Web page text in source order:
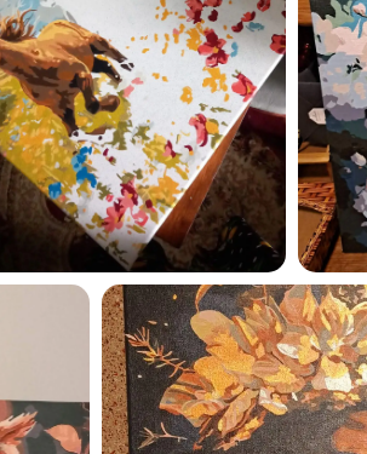
Esmu iepazinies ar
privātuma politiku un
GleznoPats.lvPrivātuma politika
SAŅEMT -10%